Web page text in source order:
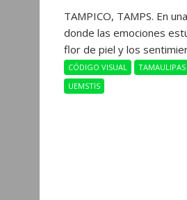
​TAMPICO, TAMPS. En
donde las emociones
flor de piel y los
CÓDIGO VISUAL
TAMAULIPAS
UEMSTIS